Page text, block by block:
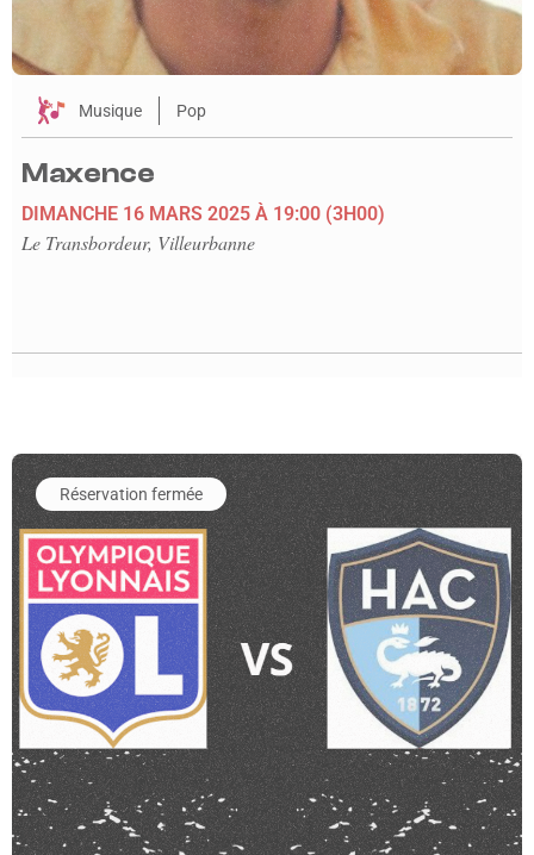
Musique Pop
Maxence
DIMANCHE 16 MARS 2025 À 19:00 (3H00)
Le Transbordeur, Villeurbanne
En savoir plus sur l'événement Match OL - Le Havre
Réservation fermée